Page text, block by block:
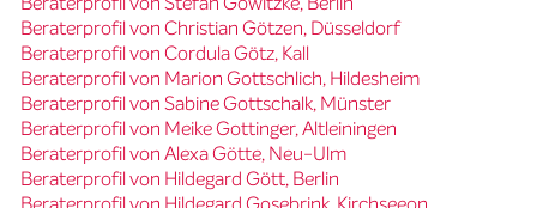
Beraterprofil von Christian Götzen, Düsseldorf
Beraterprofil von Cordula Götz, Kall
Beraterprofil von Marion Gottschlich, Hildesheim
Beraterprofil von Sabine Gottschalk, Münster
Beraterprofil von Meike Gottinger, Altleiningen
Beraterprofil von Alexa Götte, Neu-Ulm
Beraterprofil von Hildegard Gött, Berlin